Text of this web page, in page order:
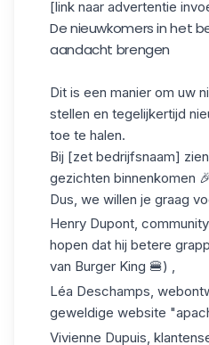
[link naar advertentie
De nieuwkomers in het
aandacht brengen
Dit is een manier om uw
stellen en tegelijkertijd
toe te halen.
Bij [zet bedrijfsnaam]
gezichten binnenkomen
Dus, we willen je graag
Henry Dupont,
hopen dat hij betere
van Burger King 🍔) ,
Léa Deschamps,
geweldige website
Vivienne Dupuis,